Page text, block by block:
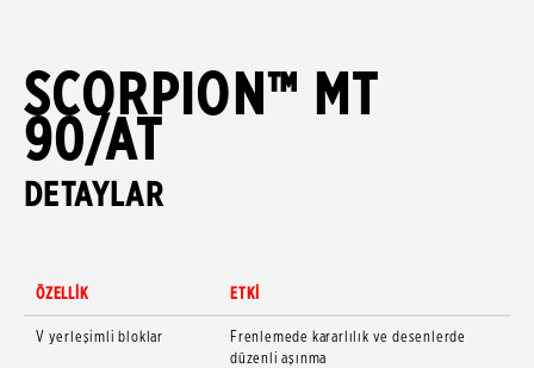
SCORPION™ MT
90/AT
DETAYLAR
ÖZELLİK ETKİ
V yerleşimli bloklar
Frenlemede kararlılık ve desenlerde
düzenli aşınma